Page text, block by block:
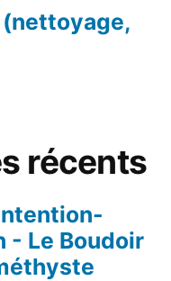
récents
- Le Boudoir